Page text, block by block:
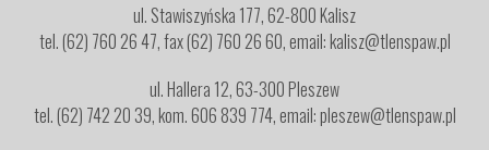
ul. Stawiszyńska 177, 62-800 Kalisz
tel. (62) 760 26 47, fax (62) 760 26 60, email: kalisz@tlenspaw.pl
ul. Hallera 12, 63-300 Pleszew
tel. (62) 742 20 39, kom. 606 839 774, email: pleszew@tlenspaw.pl